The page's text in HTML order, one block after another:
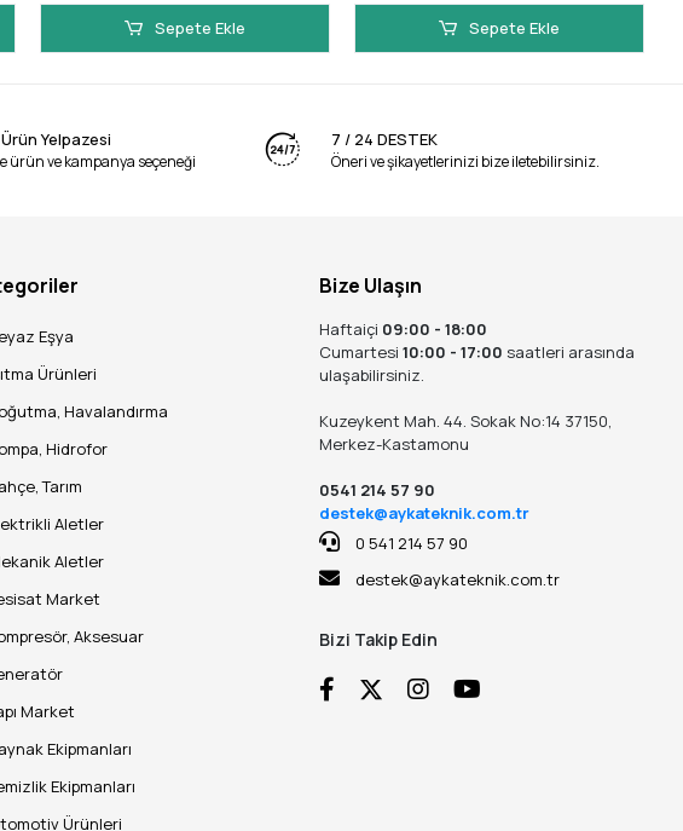
Sepete Ekle Sepete Ekle
Yelpazesi
ürün ve kampanya seçeneği
7 / 24 DESTEK
Öneri ve şikayetlerinizi bize iletebilirsiniz.
Eşya
Ürünleri
Havalandırma
Hidrofor
Tarım
Aletler
Aletler
Market
Aksesuar
Market
Ekipmanları
Ekipmanları
Ürünleri
Bize Ulaşın
Haftaiçi 09:00 - 18:00
Cumartesi10:00 - 17:00 saatleri arasında
ulaşabilirsiniz.
Kuzeykent Mah. 44. Sokak No:14 37150,
Merkez-Kastamonu
0541 214 57 90
destek@aykateknik.com.tr
0 541 214 57 90
destek@aykateknik.com.tr
Bizi Takip Edin